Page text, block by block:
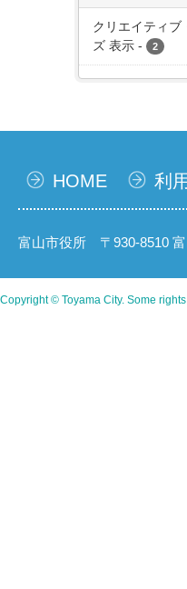
クリエイティブ
ズ 表示 - 2
HOME 利
富山市役所 〒930-8510
Copyright © Toyama City. Some